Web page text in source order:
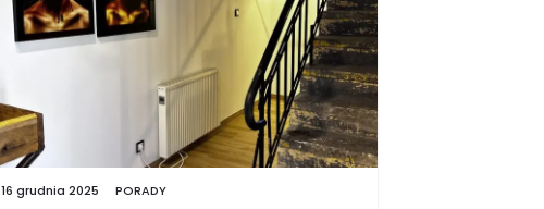
16 grudnia 2025 PORADY